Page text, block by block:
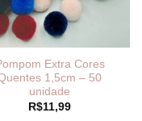
Extra Cores
1,5cm – 50
unidade
R$11,99